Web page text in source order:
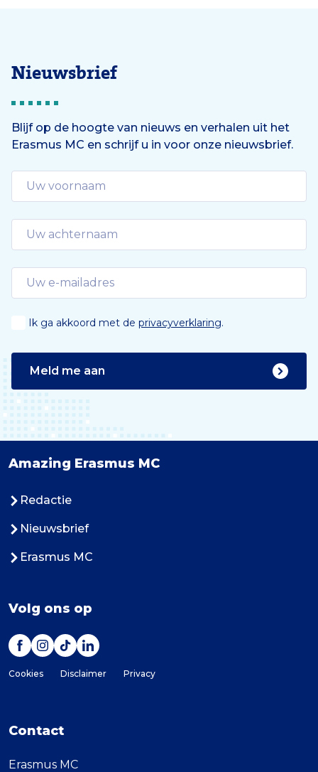
Nieuwsbrief
Blijf op de hoogte van nieuws en verhalen uit het
Erasmus MC en schrijf u in voor onze nieuwsbrief.
Ik ga akkoord met de privacyverklaring.
Meld me aan
Amazing Erasmus MC
Redactie
Nieuwsbrief
Erasmus MC
Volg ons op
Cookies Disclaimer Privacy
Contact
Erasmus MC